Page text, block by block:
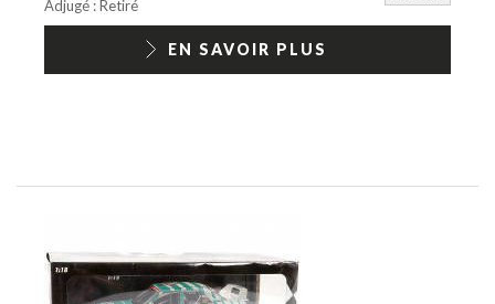
Adjugé : Retiré
EN SAVOIR PLUS